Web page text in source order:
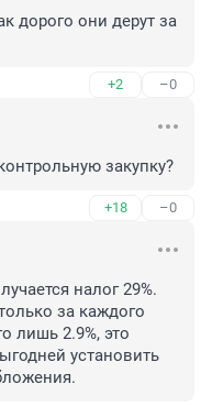
дорого они дерут за
+2 –0
закупку?
+18 –0
налог 29%.
за каждого
лишь 2.9%, это
установить